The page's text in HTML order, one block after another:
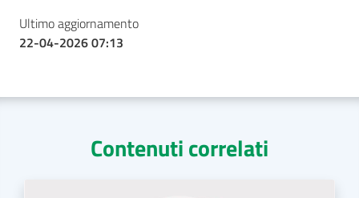
Ultimo aggiornamento
22-04-2026 07:13
Contenuti correlati